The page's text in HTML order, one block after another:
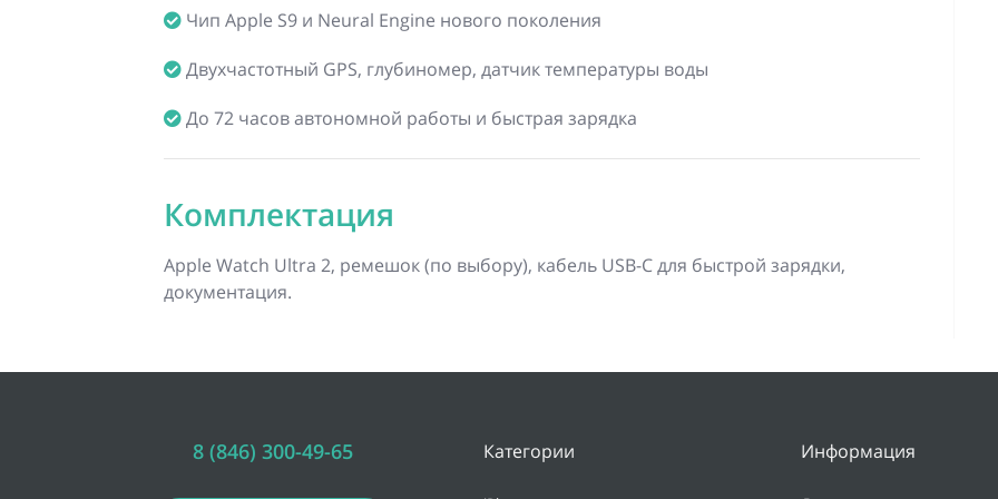
Чип Apple S9 и Neural Engine нового поколения
Двухчастотный GPS, глубиномер, датчик температуры воды
До 72 часов автономной работы и быстрая зарядка
Комплектация
Apple Watch Ultra 2, ремешок (по выбору), кабель USB-C для быстрой зарядки,
документация.
8 (846) 300-49-65 Категории Информация